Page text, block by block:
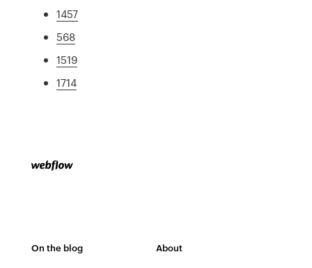
1457
568
1519
1714
On the blog About